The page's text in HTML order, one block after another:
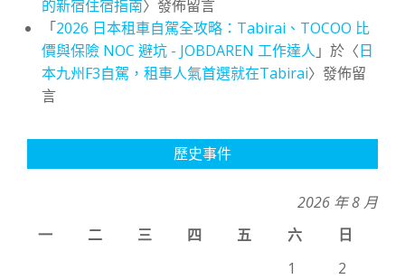
的新宿住宿指南〉發佈留言
「2026 日本租車自駕全攻略：Tabirai、TOCOO 比
價與保險 NOC 避坑 - JOBDAREN 工作達人 」於〈日
本九州F3自駕，租車人氣首選就在Tabirai〉發佈留
言
歷史事件
2026 年 8 月
一
二 三 四 五 六
日
1
2